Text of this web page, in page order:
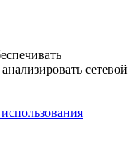
сетевой